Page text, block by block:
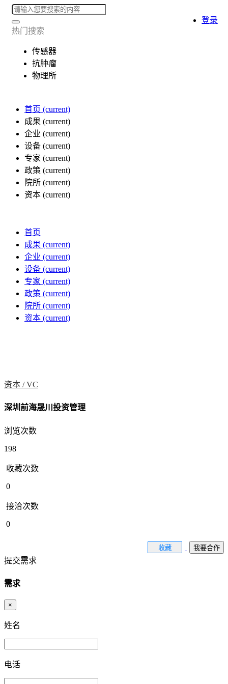
热门搜索
传感器
抗肿瘤
物理所
首页 (current)
成果 (current)
企业 (current)
设备 (current)
专家 (current)
政策 (current)
院所 (current)
资本 (current)
登录
首页
成果 (current)
企业 (current)
设备 (current)
专家 (current)
政策 (current)
院所 (current)
资本 (current)
资本 /VC
深圳前海晟川投资管理
浏览次数
198
收藏次数
0
接洽次数
0
收藏 我要合作
提交需求
需求
×
姓名
电话